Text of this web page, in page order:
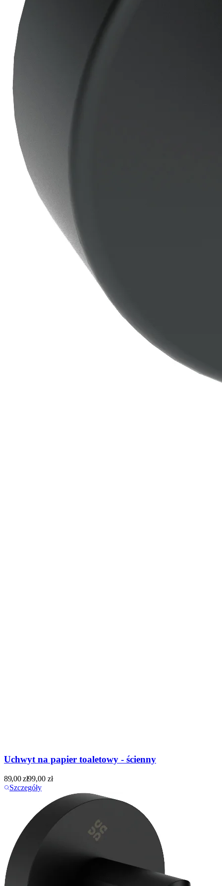
Uchwyt na papier toaletowy - ścienny
89,00zł99,00 zł
Szczegóły